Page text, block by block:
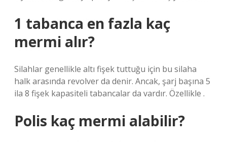
1 tabanca en fazla kaç
mermi alır?
Silahlar genellikle altı fişek tuttuğu için bu silaha
halk arasında revolver da denir. Ancak, şarj başına 5
ila 8 fişek kapasiteli tabancalar da vardır. Özellikle .
Polis kaç mermi alabilir?